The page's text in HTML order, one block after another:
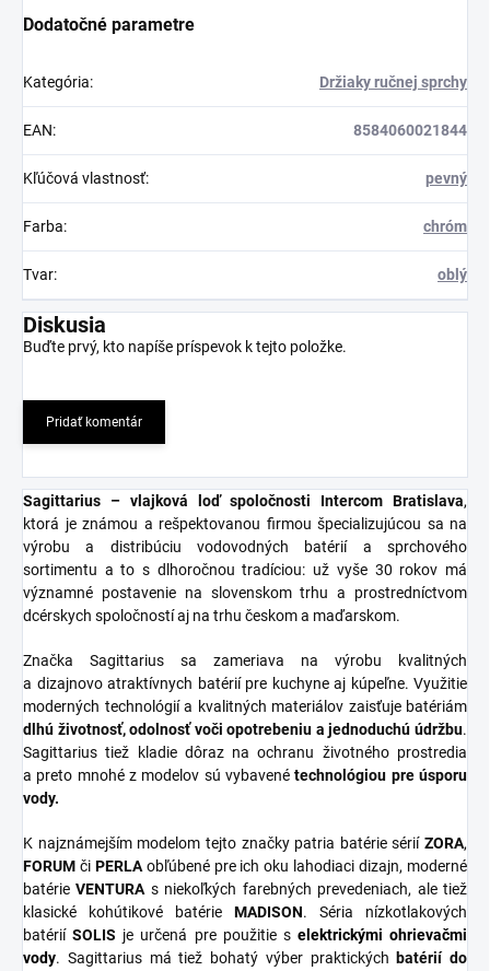
Dodatočné parametre
Kategória: Držiaky ručnej sprchy
EAN: 8584060021844
Kľúčová vlastnosť: pevný
Farba: chróm
Tvar: oblý
Diskusia
Buďte prvý, kto napíše príspevok k tejto položke.
Pridať komentár
Sagittarius – vlajková loď spoločnosti Intercom Bratislava,
ktorá je známou a rešpektovanou firmou špecializujúcou sa na
výrobu a distribúciu vodovodných batérií a sprchového
sortimentu a to s dlhoročnou tradíciou: už vyše 30 rokov má
významné postavenie na slovenskom trhu a prostredníctvom
dcérskych spoločností aj na trhu českom a maďarskom.
Značka Sagittarius sa zameriava na výrobu kvalitných
a dizajnovo atraktívnych batérií pre kuchyne aj kúpeľne. Využitie
moderných technológií a kvalitných materiálov zaisťuje batériám
dlhú životnosť, odolnosť voči opotrebeniu a jednoduchú údržbu.
Sagittarius tiež kladie dôraz na ochranu životného prostredia
a preto mnohé z modelov sú vybavenétechnológiou pre úsporu
vody.
K najznámejším modelom tejto značky patria batérie sérií ZORA,
FORUM či PERLAobľúbené pre ich oku lahodiaci dizajn, moderné
batérieVENTURAs niekoľkých farebných prevedeniach, ale tiež
klasické kohútikové batérie MADISON. Séria nízkotlakových
batériíSOLIS je určená pre použitie s elektrickými ohrievačmi
vody. Sagittarius má tiež bohatý výber praktických batérií do